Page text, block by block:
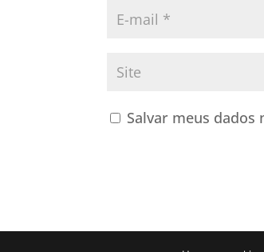
Salvar meus dados